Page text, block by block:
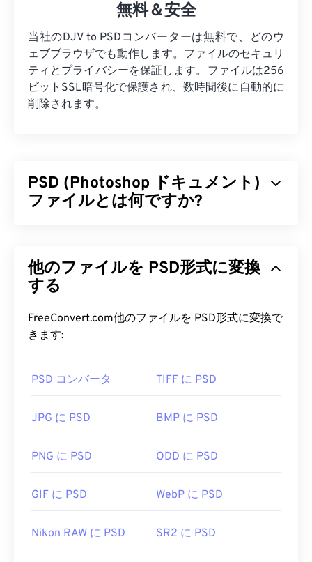
無料＆安全
当社のDJV to PSDコンバーターは無料で、どのウ
ェブブラウザでも動作します。ファイルのセキュリ
ティとプライバシーを保証します。ファイルは256
ビットSSL暗号化で保護され、数時間後に自動的に
削除されます。
PSD (Photoshop ドキュメント)
ファイルとは何ですか?
Photoshopのデフォルトのファイル形式です。PSD
は、画像と、それに対応するレイヤー、
すべて1つのファイルに保存できます。PSDを使用
すると、ファイルの情報をアクセス可能な形式で保
は、ファイルサイズが大きくなり、扱いにくいこと
ばいいですか?
なプログラムです。Adobe製品の無料代替品とし
あります。
他のファイルを PSD形式に変換
する
FreeConvert.com他のファイルを PSD形式に変換で
きます:
PSD コンバータ TIFF に PSD
JPG に PSD BMP に PSD
PNG に PSD ODD に PSD
GIF に PSD WebP に PSD
Nikon RAW に PSD SR2 に PSD